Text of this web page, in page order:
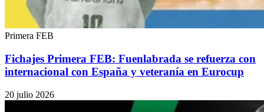
Primera FEB
Fichajes Primera FEB: Fuenlabrada se refuerza con
internacional con España y veteranía en Eurocup
20 julio 2026